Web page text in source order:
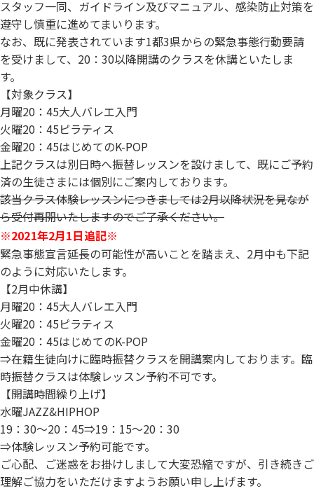
スタッフ一同、ガイドライン及びマニュアル、 感染防止対策を
遵守し慎重に進めてまいります。
なお、既に発表されています1都3県からの緊急事態行動要請
を受けまして、20：30以降開講のクラスを休講といたしま
す。
【対象クラス】
月曜20：45大人バレエ入門
火曜20：45ピラティス
金曜20：45はじめてのK-POP
上記クラスは別日時へ振替レッスンを設けまして、既にご予約
済の生徒さまには個別にご案内しております。
該当クラス体験レッスンにつきましては2月以降状況を見なが
ら受付再開いたしますのでご了承ください。
※2021年2月1日追記※
緊急事態宣言延長の可能性が高いことを踏まえ、2月中も下記
のように対応いたします。
【2月中休講】
月曜20：45大人バレエ入門
火曜20：45ピラティス
金曜20：45はじめてのK-POP
⇒在籍生徒向けに臨時振替クラスを開講案内しております。臨
時振替クラスは体験レッスン予約不可です。
【開講時間繰り上げ】
水曜JAZZ&HIPHOP
19：30～20：45⇒19：15～20：30
⇒体験レッスン予約可能です。
ご心配、ご迷惑をお掛けしまして大変恐縮ですが、 引き続きご
理解ご協力をいただけますようお願い申し上げます。